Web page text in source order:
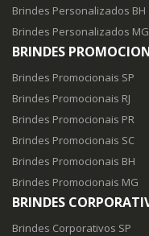
Brindes Personalizados BH
Brindes Personalizados MG
BRINDES
Brindes Promocionais SP
Brindes Promocionais RJ
Brindes Promocionais PR
Brindes Promocionais SC
Brindes Promocionais BH
Brindes Promocionais MG
BRINDES
Brindes Corporativos SP